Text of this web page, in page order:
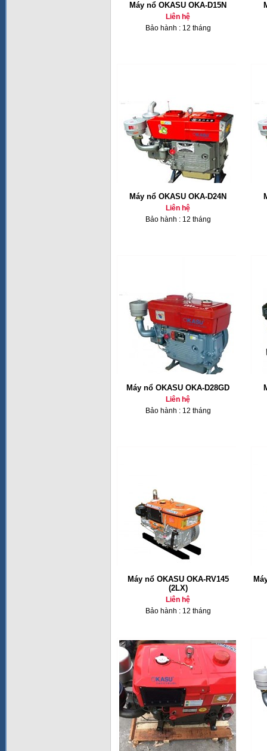
Máy nổ OKASU OKA-D15N
Liên hệ
Bảo hành : 12 tháng
Máy nổ OKASU OKA-D24N
Liên hệ
Bảo hành : 12 tháng
Máy nổ OKASU OKA-D28GD
Liên hệ
Bảo hành : 12 tháng
Máy nổ OKASU OKA-RV145
(2LX)
Liên hệ
Bảo hành : 12 tháng